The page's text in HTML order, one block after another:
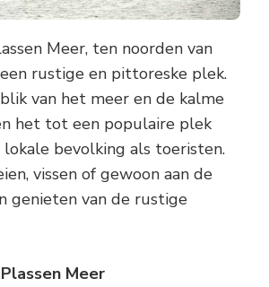
Meer, ten noorden van
rustige en pittoreske plek.
van het meer en de kalme
het tot een populaire plek
bevolking als toeristen.
vissen of gewoon aan de
genieten van de rustige
Meer